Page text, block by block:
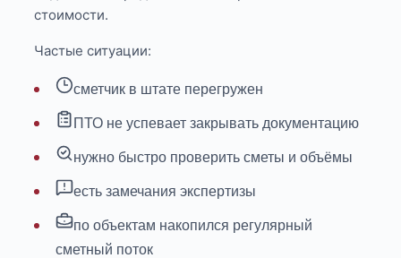
стоимости.
Частые ситуации:
сметчик в штате перегружен
ПТО не успевает закрывать документацию
нужно быстро проверить сметы и объёмы
есть замечания экспертизы
по объектам накопился регулярный
сметный поток